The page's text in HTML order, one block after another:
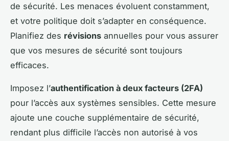
de sécurité. Les menaces évoluent constamment,
et votre politique doit s’adapter en conséquence.
Planifiez des révisions annuelles pour vous assurer
que vos mesures de sécurité sont toujours
efficaces.
Imposez l’authentification à deux facteurs (2FA)
pour l’accès aux systèmes sensibles. Cette mesure
ajoute une couche supplémentaire de sécurité,
rendant plus difficile l’accès non autorisé à vos